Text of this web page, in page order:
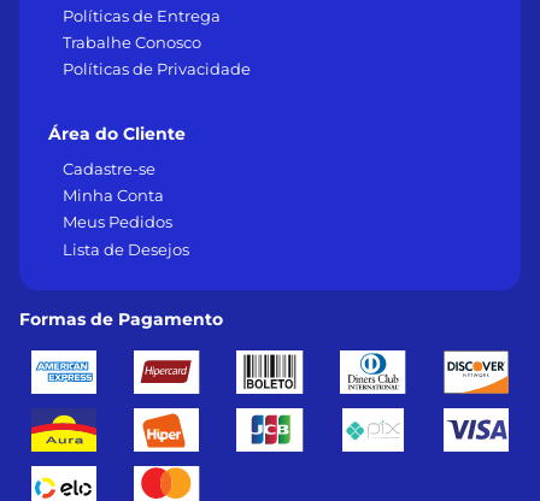
Políticas de Entrega
Trabalhe Conosco
Políticas de Privacidade
Área do Cliente
Cadastre-se
Minha Conta
Meus Pedidos
Lista de Desejos
Formas de Pagamento